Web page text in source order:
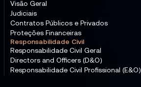
Visão Geral
Judiciais
Contratos Públicos e Privados
Proteções Financeiras
Responsabilidade Civil
Responsabilidade Civil Geral
Directors and Officers (D&O)
Responsabilidade Civil Profissional (E&O)